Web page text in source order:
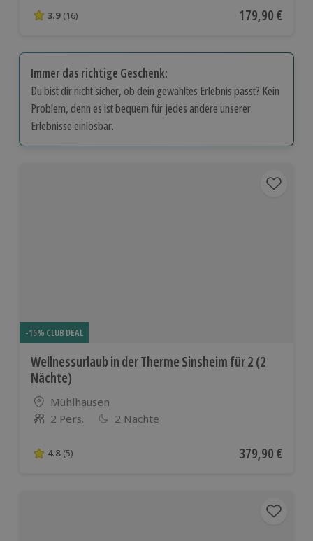
3.9 von 5 Sternen basierend auf 16 Bewertungen
3.9 (16) Aktueller Preis
179,90 €
Immer das richtige Geschenk:
Du bist dir nicht sicher, ob dein gewähltes Erlebnis passt? Kein
Problem, denn es ist bequem für jedes andere unserer
Erlebnisse einlösbar.
-15% CLUB DEAL
Wellnessurlaub in der Therme Sinsheim für 2 (2
Nächte)
Standort
Mühlhausen
Anzahl der Teilnehmer
2 Pers. 2 Nächte
4.8 von 5 Sternen basierend auf 5 Bewertungen
4.8 (5) Aktueller Preis
379,90 €